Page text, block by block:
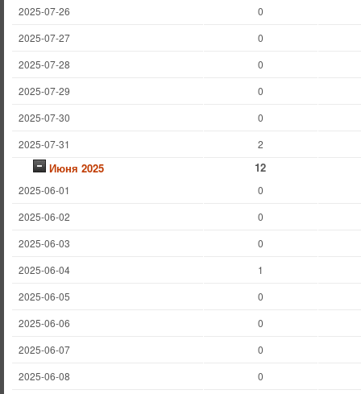
2025-07-26
0
2025-07-27
0
2025-07-28
0
2025-07-29
0
2025-07-30
0
2025-07-31
2
Июня 2025 12
2025-06-01
0
2025-06-02
0
2025-06-03
0
2025-06-04
1
2025-06-05
0
2025-06-06
0
2025-06-07
0
2025-06-08
0